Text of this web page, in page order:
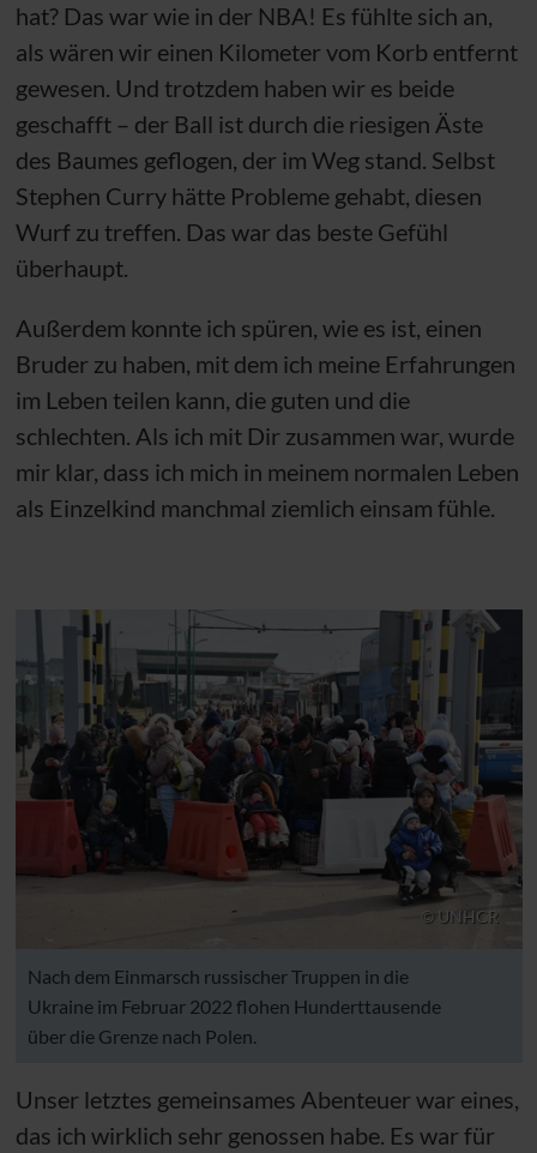
hat? Das war wie in der NBA! Es fühlte sich an,
als wären wir einen Kilometer vom Korb entfernt
gewesen. Und trotzdem haben wir es beide
geschafft – der Ball ist durch die riesigen Äste
des Baumes geflogen, der im Weg stand. Selbst
Stephen Curry hätte Probleme gehabt, diesen
Wurf zu treffen. Das war das beste Gefühl
überhaupt.
Außerdem konnte ich spüren, wie es ist, einen
Bruder zu haben, mit dem ich meine Erfahrungen
im Leben teilen kann, die guten und die
schlechten. Als ich mit Dir zusammen war, wurde
mir klar, dass ich mich in meinem normalen Leben
als Einzelkind manchmal ziemlich einsam fühle.
© UNHCR
Nach dem Einmarsch russischer Truppen in die
Ukraine im Februar 2022 flohen Hunderttausende
über die Grenze nach Polen.
Unser letztes gemeinsames Abenteuer war eines,
das ich wirklich sehr genossen habe. Es war für